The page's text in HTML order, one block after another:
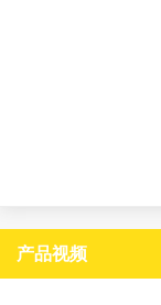
产品视频